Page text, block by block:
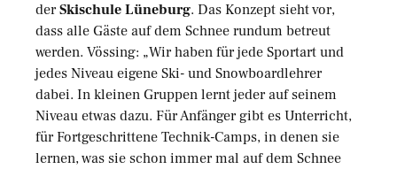
derSkischule Lüneburg. Das Konzept sieht vor,
dass alle Gäste auf dem Schnee rundum betreut
werden. Vössing: „Wir haben für jede Sportart und
jedes Niveau eigene Ski- und Snowboardlehrer
dabei. In kleinen Gruppen lernt jeder auf seinem
Niveau etwas dazu. Für Anfänger gibt es Unterricht,
für Fortgeschrittene Technik-Camps, in denen sie
lernen, was sie schon immer mal auf dem Schnee